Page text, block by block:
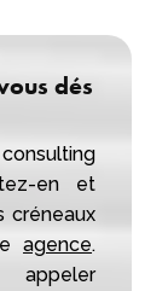
dés
en et
créneaux
agence.